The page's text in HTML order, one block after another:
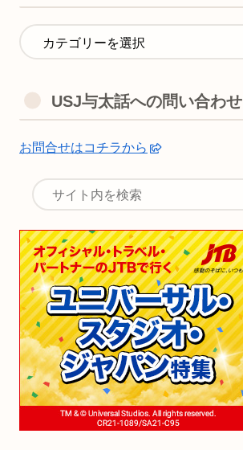
USJ与太話への問い合わ
お問合せはコチラから